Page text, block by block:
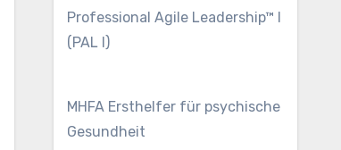
Professional Agile Leadership™ I
(PAL I)
MHFA Ersthelfer für psychische
Gesundheit